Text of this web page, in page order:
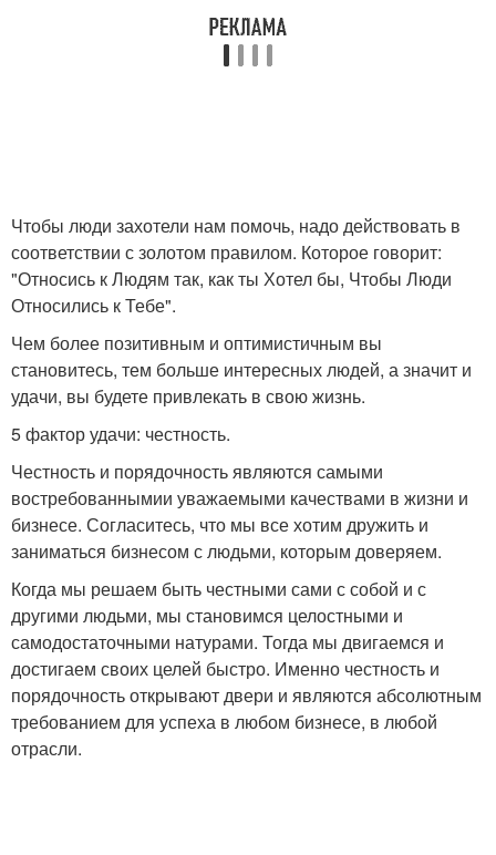
Чтобы люди захотели нам помочь, надо действовать в
соответствии с золотом правилом. Которое говорит:
"Относись к Людям так, как ты Хотел бы, Чтобы Люди
Относились к Тебе".
Чем более позитивным и оптимистичным вы
становитесь, тем больше интересных людей, а значит и
удачи, вы будете привлекать в свою жизнь.
5 фактор удачи: честность.
Честность и порядочность являются самыми
востребованнымии уважаемыми качествами в жизни и
бизнесе. Согласитесь, что мы все хотим дружить и
заниматься бизнесом с людьми, которым доверяем.
Когда мы решаем быть честными сами с собой и с
другими людьми, мы становимся целостными и
самодостаточными натурами. Тогда мы двигаемся и
достигаем своих целей быстро. Именно честность и
порядочность открывают двери и являются абсолютным
требованием для успеха в любом бизнесе, в любой
отрасли.